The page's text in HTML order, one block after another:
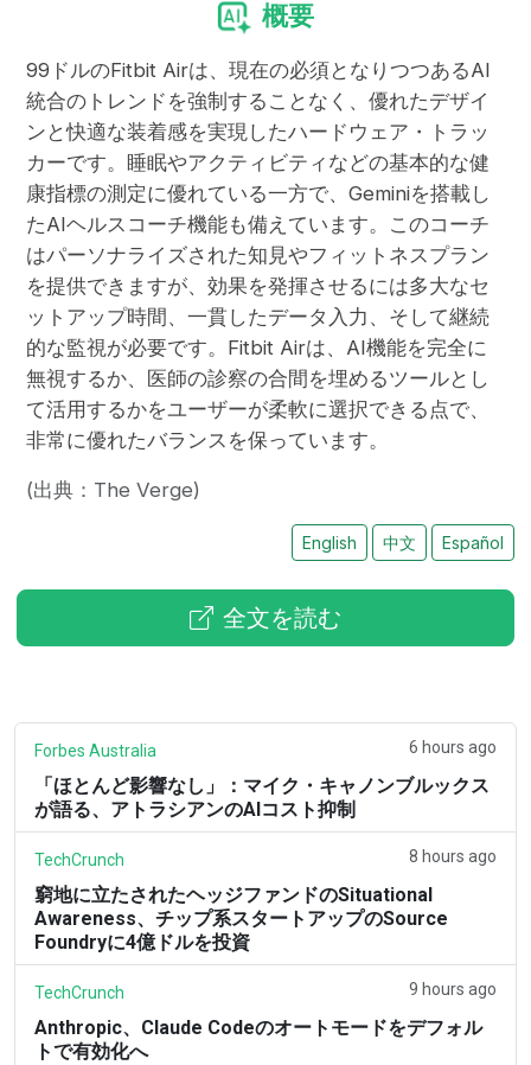
概要
99ドルのFitbit Airは、現在の必須となりつつあるAI
統合のトレンドを強制することなく、優れたデザイ
ンと快適な装着感を実現したハードウェア・トラッ
カーです。睡眠やアクティビティなどの基本的な健
康指標の測定に優れている一方で、Geminiを搭載し
たAIヘルスコーチ機能も備えています。このコーチ
はパーソナライズされた知見やフィットネスプラン
を提供できますが、効果を発揮させるには多大なセ
ットアップ時間、一貫したデータ入力、そして継続
的な監視が必要です。Fitbit Airは、AI機能を完全に
無視するか、医師の診察の合間を埋めるツールとし
て活用するかをユーザーが柔軟に選択できる点で、
非常に優れたバランスを保っています。
(出典：The Verge)
English 中文 Español
全文を読む
Forbes Australia 6 hours ago
「ほとんど影響なし」：マイク・キャノンブルックス
が語る、アトラシアンのAIコスト抑制
TechCrunch 8 hours ago
窮地に立たされたヘッジファンドのSituational
Awareness、チップ系スタートアップのSource
Foundryに4億ドルを投資
TechCrunch 9 hours ago
Anthropic、Claude Codeのオートモードをデフォル
トで有効化へ